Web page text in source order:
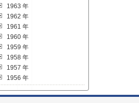
1963 年
1962 年
1961 年
1960 年
1959 年
1958 年
1957 年
1956 年